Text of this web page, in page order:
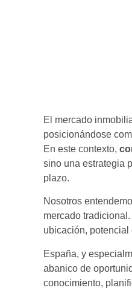
El mercado
posicionándose
En este contexto,
sino una estrategia
plazo.
Nosotros
mercado tradicional.
ubicación, potencial
España, y
abanico de
conocimiento,